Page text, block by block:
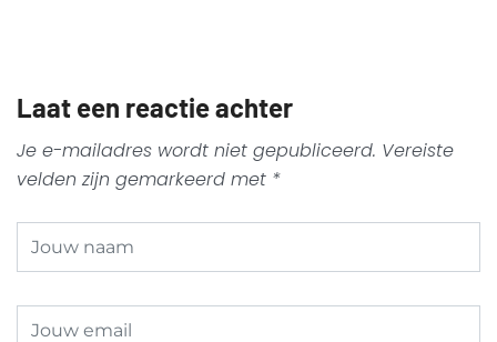
Laat een reactie achter
Je e-mailadres wordt niet gepubliceerd. Vereiste
velden zijn gemarkeerd met *